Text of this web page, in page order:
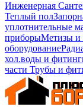
Инженерная
Теплый пол
уплотнительные
приборыМетизы и
оборудование
хол.воды и
части Трубы и